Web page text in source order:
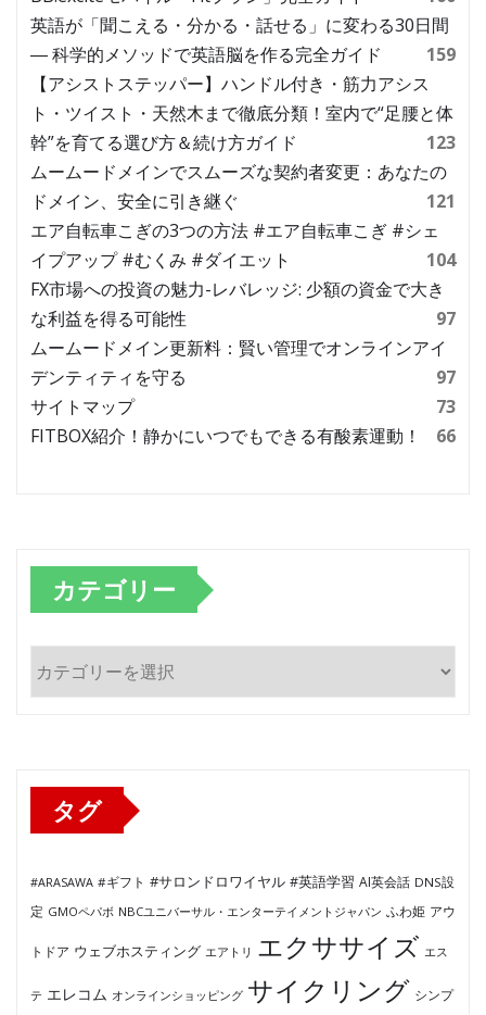
英語が「聞こえる・分かる・話せる」に変わる30日間
― 科学的メソッドで英語脳を作る完全ガイド
159
【アシストステッパー】ハンドル付き・筋力アシス
ト・ツイスト・天然木まで徹底分類！室内で“足腰と体
幹”を育てる選び方＆続け方ガイド
123
ムームードメインでスムーズな契約者変更：あなたの
ドメイン、安全に引き継ぐ
121
エア自転車こぎの3つの方法 #エア自転車こぎ #シェ
イプアップ #むくみ #ダイエット
104
FX市場への投資の魅力-レバレッジ: 少額の資金で大き
な利益を得る可能性
97
ムームードメイン更新料：賢い管理でオンラインアイ
デンティティを守る
97
サイトマップ
73
FITBOX紹介！静かにいつでもできる有酸素運動！
66
カテゴリー
テ
タグ
#ARASAWA #ギフト #サロンドロワイヤル #英語学習 AI英会話 DNS設
定 GMOペパボ NBCユニバーサル・エンターテイメントジャパン ふわ姫 アウ
トドア ウェブホスティング エアトリ エクササイズ エス
テ エレコム オンラインショッピング サイクリング シンプ